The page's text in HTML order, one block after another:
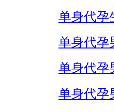
单身代孕
单身代孕
单身代孕
单身代孕